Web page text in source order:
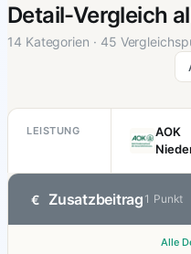
Detail-Vergleich
14 Kategorien · 45
LEISTUNG
AOK
€ Zusatzbeitrag 1 Punkt
Alle